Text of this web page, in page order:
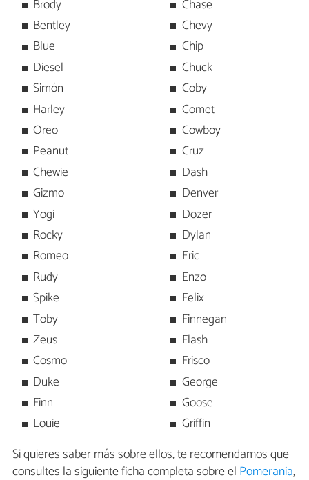
Brody
Bentley
Blue
Diesel
Simón
Harley
Oreo
Peanut
Chewie
Gizmo
Yogi
Rocky
Romeo
Rudy
Spike
Toby
Zeus
Cosmo
Duke
Finn
Louie
Chase
Chevy
Chip
Chuck
Coby
Comet
Cowboy
Cruz
Dash
Denver
Dozer
Dylan
Eric
Enzo
Felix
Finnegan
Flash
Frisco
George
Goose
Griffin
Si quieres saber más sobre ellos, te recomendamos que
consultes la siguiente ficha completa sobre el Pomerania,